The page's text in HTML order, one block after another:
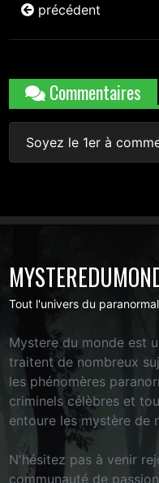
précédent
Commentaires
Soyez le 1er à
Tout l'univers du paranormal
Mystere du monde est
traitent de nombreux
les phénomères
criminels célèbres et
entoure les mystère de
N'hésitez pas à venir
communauté de